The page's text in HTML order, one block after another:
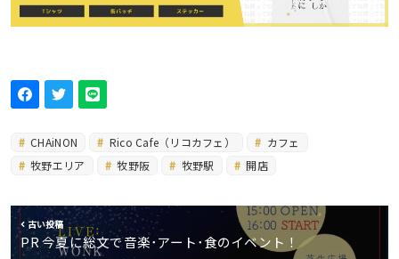
CHAiNON Rico Cafe（リコカフェ）
カフェ
牧野エリア
牧野阪 牧野駅 開店
古い投稿
PR 今夏に総文で音楽･アート･食のイベント！